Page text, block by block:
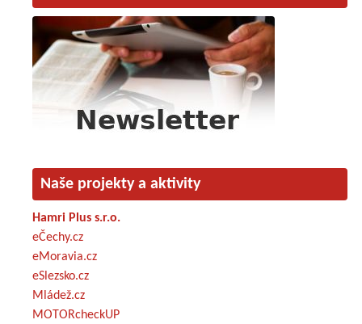
Naše projekty a aktivity
Hamri Plus s.r.o.
eČechy.cz
eMoravia.cz
eSlezsko.cz
Mládež.cz
MOTORcheckUP